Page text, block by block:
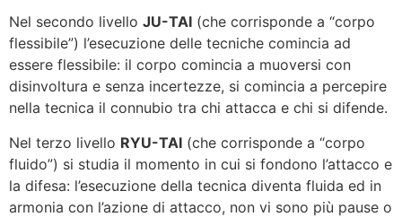
Nel secondo livello JU-TAI (che corrisponde a “corpo
flessibile”) l’esecuzione delle tecniche comincia ad
essere flessibile: il corpo comincia a muoversi con
disinvoltura e senza incertezze, si comincia a percepire
nella tecnica il connubio tra chi attacca e chi si difende.
Nel terzo livello RYU-TAI (che corrisponde a “corpo
fluido”) si studia il momento in cui si fondono l’attacco e
la difesa: l’esecuzione della tecnica diventa fluida ed in
armonia con l’azione di attacco, non vi sono più pause o